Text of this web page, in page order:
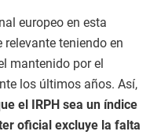
europeo en esta
teniendo en
mantenido por el
los últimos años. Así,
el IRPH sea un índice
oficial excluye la falta